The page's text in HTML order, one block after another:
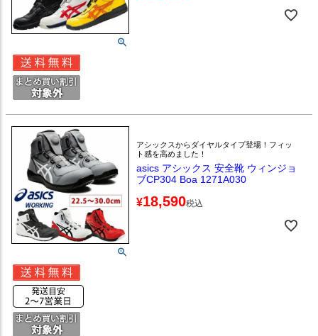
アシックスからダイヤルタイプ登場！フィッ
ト感を高めました！
asics アシックス 安全靴 ウィンジョ
ブCP304 Boa 1271A030
¥18,590税込